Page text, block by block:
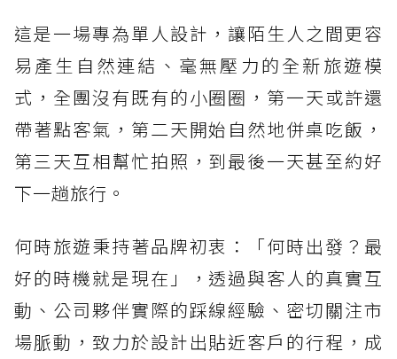
這是一場專為單人設計，讓陌生人之間更容
易產生自然連結、毫無壓力的全新旅遊模
式，全團沒有既有的小圈圈，第一天或許還
帶著點客氣，第二天開始自然地併桌吃飯，
第三天互相幫忙拍照，到最後一天甚至約好
下一趟旅行。
何時旅遊秉持著品牌初衷：「何時出發？最
好的時機就是現在」，透過與客人的真實互
動、公司夥伴實際的踩線經驗、密切關注市
場脈動，致力於設計出貼近客戶的行程，成